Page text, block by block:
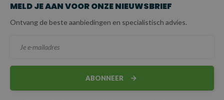
MELD JE AAN VOOR ONZE NIEUWSBRIEF
Ontvang de beste aanbiedingen en specialistisch advies.
ABONNEER